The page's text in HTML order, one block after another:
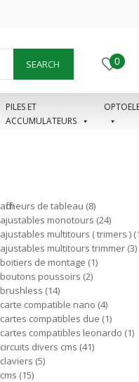
SEARCH 0
PILES ET
ACCUMULATEURS
afficheurs de tableau 8
ajustables monotours 24
ajustables multitours ( trimers )
ajustables multitours trimmer 3
boitiers de montage 1
boutons poussoirs 2
brushless 14
carte compatible nano 4
cartes compatibles due 1
cartes compatibles leonardo 1
circuits divers cms 41
claviers 5
cms 15